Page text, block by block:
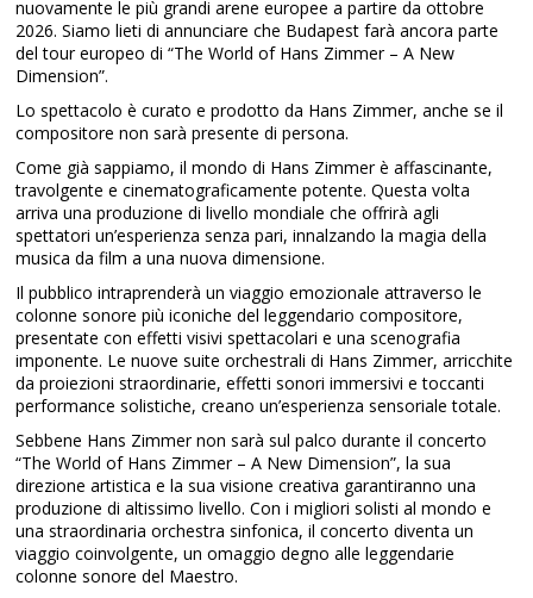
nuovamente le più grandi arene europee a partire da ottobre
2026. Siamo lieti di annunciare che Budapest farà ancora parte
del tour europeo di “The World of Hans Zimmer – A New
Dimension”.
Lo spettacolo è curato e prodotto da Hans Zimmer, anche se il
compositore non sarà presente di persona.
Come già sappiamo, il mondo di Hans Zimmer è affascinante,
travolgente e cinematograficamente potente. Questa volta
arriva una produzione di livello mondiale che offrirà agli
spettatori un’esperienza senza pari, innalzando la magia della
musica da film a una nuova dimensione.
Il pubblico intraprenderà un viaggio emozionale attraverso le
colonne sonore più iconiche del leggendario compositore,
presentate con effetti visivi spettacolari e una scenografia
imponente. Le nuove suite orchestrali di Hans Zimmer, arricchite
da proiezioni straordinarie, effetti sonori immersivi e toccanti
performance solistiche, creano un’esperienza sensoriale totale.
Sebbene Hans Zimmer non sarà sul palco durante il concerto
“The World of Hans Zimmer – A New Dimension”, la sua
direzione artistica e la sua visione creativa garantiranno una
produzione di altissimo livello. Con i migliori solisti al mondo e
una straordinaria orchestra sinfonica, il concerto diventa un
viaggio coinvolgente, un omaggio degno alle leggendarie
colonne sonore del Maestro.